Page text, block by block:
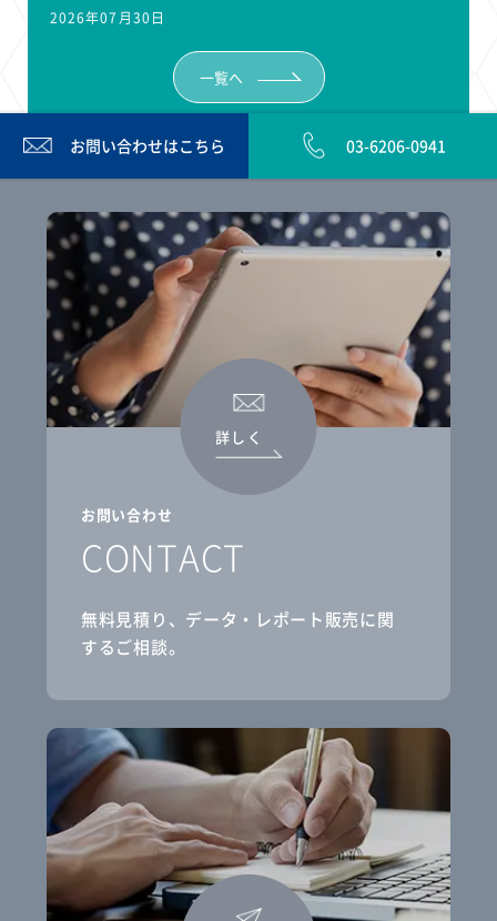
2026年07月30日
一覧へ
お問い合わせはこちら 03-6206-0941
お問い合わせ
CONTACT
無料見積り、データ・レポート販売に関
するご相談。
詳しく